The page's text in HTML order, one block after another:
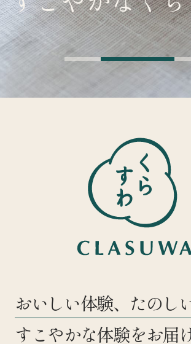
おいしい体験、たのし
すこやかな体験をお届